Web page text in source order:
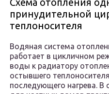
Схема отопления
принудительной
теплоносителя
Водяная система
работает в цикличном
воды к радиатору
остывшего
последующего нагрева. В